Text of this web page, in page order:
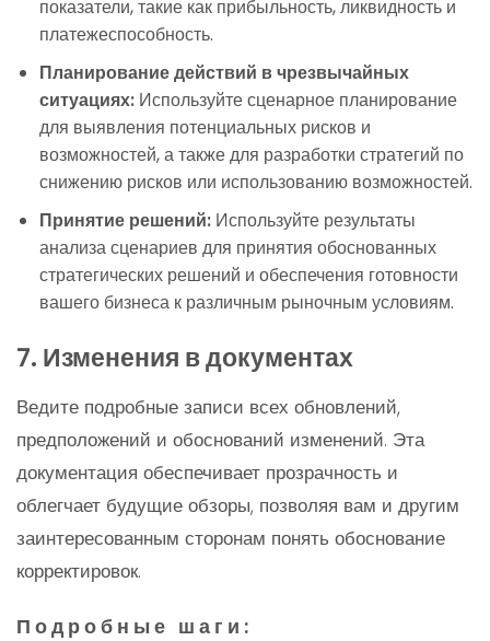
показатели, такие как прибыльность, ликвидность и
платежеспособность.
Планирование действий в чрезвычайных
ситуациях:Используйте сценарное планирование
для выявления потенциальных рисков и
возможностей, а также для разработки стратегий по
снижению рисков или использованию возможностей.
Принятие решений:Используйте результаты
анализа сценариев для принятия обоснованных
стратегических решений и обеспечения готовности
вашего бизнеса к различным рыночным условиям.
7. Изменения в документах
Ведите подробные записи всех обновлений,
предположений и обоснований изменений. Эта
документация обеспечивает прозрачность и
облегчает будущие обзоры, позволяя вам и другим
заинтересованным сторонам понять обоснование
корректировок.
Подробные шаги: